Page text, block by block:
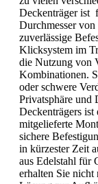
Deckenträger ist
Durchmesser
zuverlässige
Klicksystem im
die Nutzung von
Kombinationen.
oder schwere
Privatsphäre und
Deckenträgers
mitgelieferte
sichere
in kürzester Zeit
aus Edelstahl für
erhalten Sie nicht